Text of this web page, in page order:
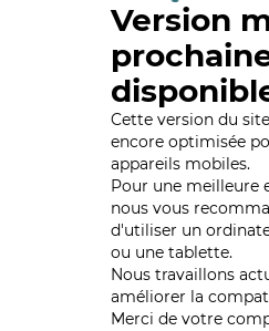
Version
Cette version du
encore optimisée
appareils mobiles.
Pour une meilleure
nous vous
d'utiliser un
ou une tablette.
Nous travaillons
améliorer la
Merci de votre